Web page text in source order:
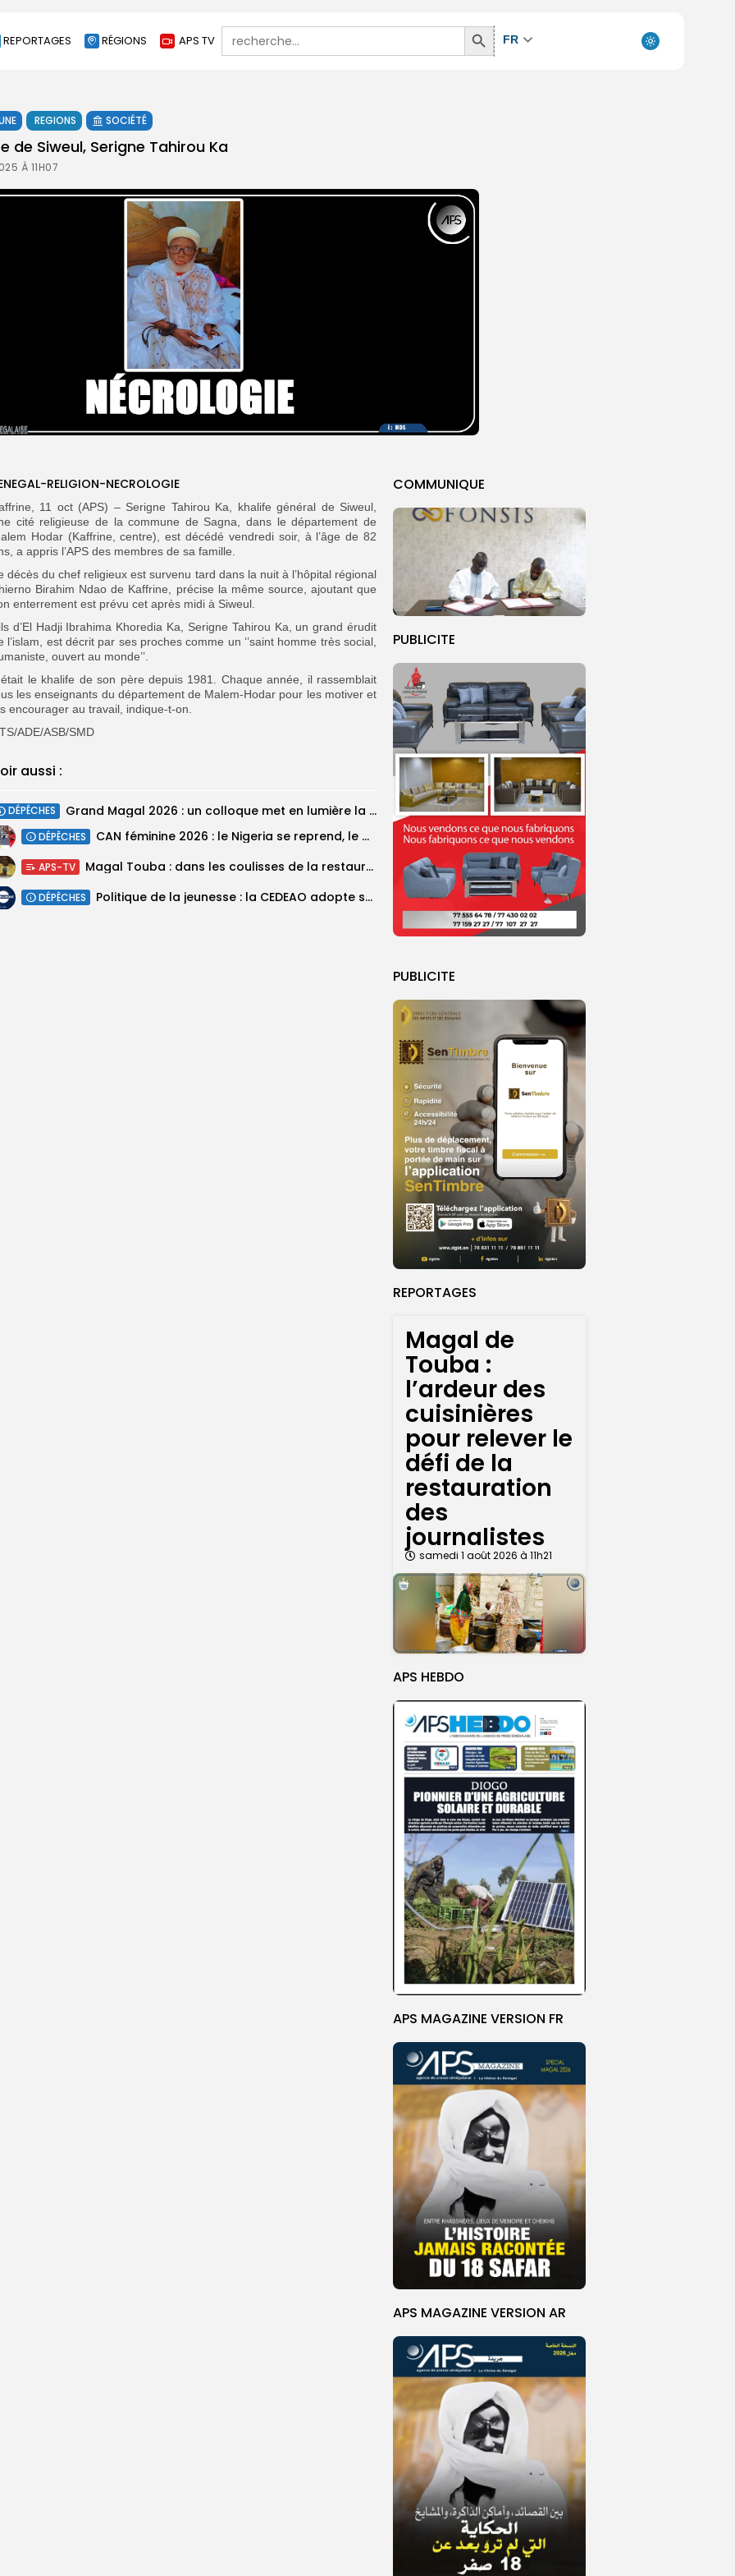
REPORTAGES RÉGIONS APS TV
Search
for:
Search
Button
FR
REGIONS SOCIÉTÉ
de Siweul, Serigne Tahirou Ka
À 11H07
COMMUNIQUE
PUBLICITE
PUBLICITE
REPORTAGES
Magal de
Touba :
l’ardeur des
cuisinières
pour relever le
défi de la
restauration
des
journalistes
samedi 1 août 2026 à 11h21
APS HEBDO
APS MAGAZINE VERSION FR
APS MAGAZINE VERSION AR
RELIGION-NECROLOGIE
11 oct (APS) – Serigne Tahirou Ka, khalife général de Siweul,
cité religieuse de la commune de Sagna, dans le département de
Hodar (Kaffrine, centre), est décédé vendredi soir, à l’âge de 82
a appris l’APS des membres de sa famille.
décès du chef religieux est survenu tard dans la nuit à l’hôpital régional
Birahim Ndao de Kaffrine, précise la même source, ajoutant que
enterrement est prévu cet après midi à Siweul.
d’El Hadji Ibrahima Khoredia Ka, Serigne Tahirou Ka, un grand érudit
l’islam, est décrit par ses proches comme un ‘’saint homme très social,
ouvert au monde’’.
le khalife de son père depuis 1981. Chaque année, il rassemblait
les enseignants du département de Malem-Hodar pour les motiver et
encourager au travail, indique-t-on.
ADE/ASB/SMD
aussi :
DÉPÊCHES Grand Magal 2026 : un colloque met en lumière la portée universelle...
DÉPÊCHES ‎CAN féminine 2026 : le Nigeria se reprend, le Malawi surprend encore...
APS-TV Magal Touba : dans les coulisses de la restauration de la presse...
DÉPÊCHES Politique de la jeunesse : la CEDEAO adopte son plan d’actions stratégiques...